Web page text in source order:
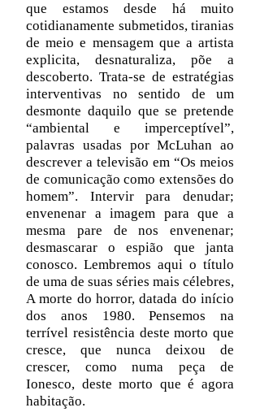
que estamos desde há muito
cotidianamente submetidos, tiranias
de meio e mensagem que a artista
explicita, desnaturaliza, põe a
descoberto. Trata-se de estratégias
interventivas no sentido de um
desmonte daquilo que se pretende
“ambiental e imperceptível”,
palavras usadas por McLuhan ao
descrever a televisão em “Os meios
de comunicação como extensões do
homem”. Intervir para denudar;
envenenar a imagem para que a
mesma pare de nos envenenar;
desmascarar o espião que janta
conosco. Lembremos aqui o título
de uma de suas séries mais célebres,
A morte do horror, datada do início
dos anos 1980. Pensemos na
terrível resistência deste morto que
cresce, que nunca deixou de
crescer, como numa peça de
Ionesco, deste morto que é agora
habitação.